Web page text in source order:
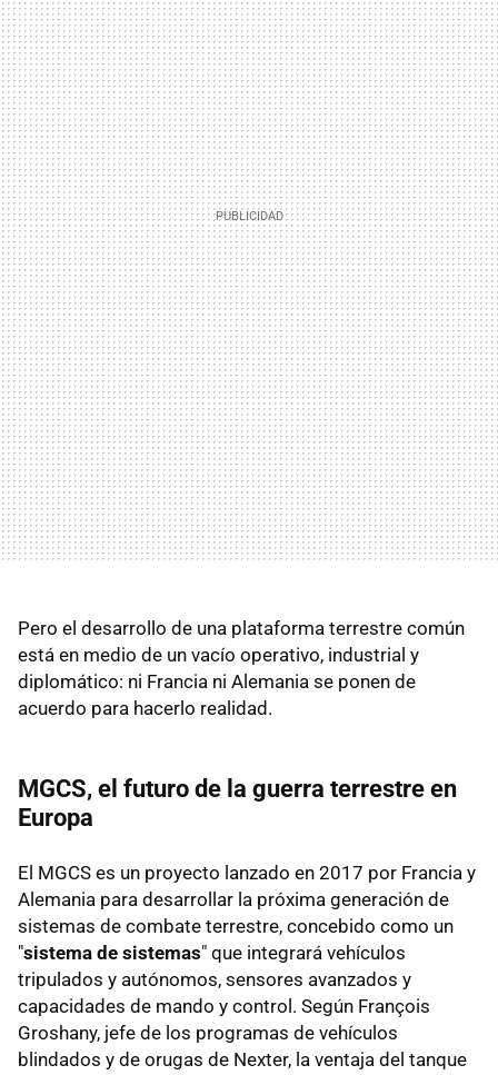
Pero el desarrollo de una plataforma terrestre común
está en medio de un vacío operativo, industrial y
diplomático: ni Francia ni Alemania se ponen de
acuerdo para hacerlo realidad.
MGCS, el futuro de la guerra terrestre en
Europa
El MGCS es un proyecto lanzado en 2017 por Francia y
Alemania para desarrollar la próxima generación de
sistemas de combate terrestre, concebido como un
"sistema de sistemas" que integrará vehículos
tripulados y autónomos, sensores avanzados y
capacidades de mando y control. Según François
Groshany, jefe de los programas de vehículos
blindados y de orugas de Nexter, la ventaja del tanque